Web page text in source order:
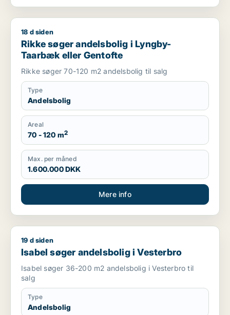
Rikke søger andelsbolig i Lyngby-Taarbæk eller Gentofte
18 d siden
Rikke søger andelsbolig i Lyngby-
Taarbæk eller Gentofte
Rikke søger 70-120 m2 andelsbolig til salg
Type
Andelsbolig
Areal
70 - 120 m2
Max. per måned
1.600.000 DKK
Mere info
Isabel søger andelsbolig i Vesterbro
19 d siden
Isabel søger andelsbolig i Vesterbro
Isabel søger 36-200 m2 andelsbolig i Vesterbro til
salg
Type
Andelsbolig